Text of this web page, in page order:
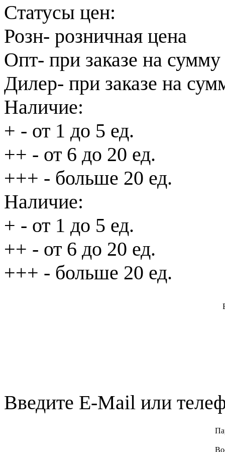
Статусы цен:
Розн- розничная цена
Опт- при заказе на
Дилер- при заказе на
Наличие:
+ - от 1 до 5 ед.
++ - от 6 до 20 ед.
+++ - больше 20 ед.
Наличие:
+ - от 1 до 5 ед.
++ - от 6 до 20 ед.
+++ - больше 20 ед.
Введите E-Mail или